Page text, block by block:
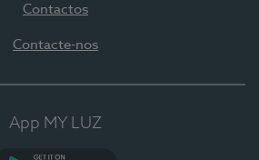
Contactos
Contacte-nos
App MY LUZ